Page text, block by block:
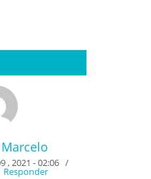
Marcelo
, 2021 - 02:06 /
Responder